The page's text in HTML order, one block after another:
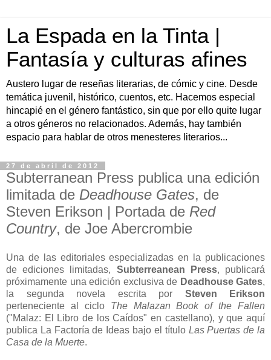
La Espada en la Tinta |
Fantasía y culturas afines
Austero lugar de reseñas literarias, de cómic y cine. Desde
temática juvenil, histórico, cuentos, etc. Hacemos especial
hincapié en el género fantástico, sin que por ello quite lugar
a otros géneros no relacionados. Además, hay también
espacio para hablar de otros menesteres literarios...
27 de abril de 2012
Subterranean Press publica una edición
limitada de Deadhouse Gates, de
Steven Erikson | Portada de Red
Country, de Joe Abercrombie
Una de las editoriales especializadas en la publicaciones
de ediciones limitadas, Subterreanean Press, publicará
próximamente una edición exclusiva de Deadhouse Gates,
la segunda novela escrita por Steven Erikson
perteneciente al ciclo The Malazan Book of the Fallen
("Malaz: El Libro de los Caídos" en castellano), y que aquí
publica La Factoría de Ideas bajo el título Las Puertas de la
Casa de la Muerte.